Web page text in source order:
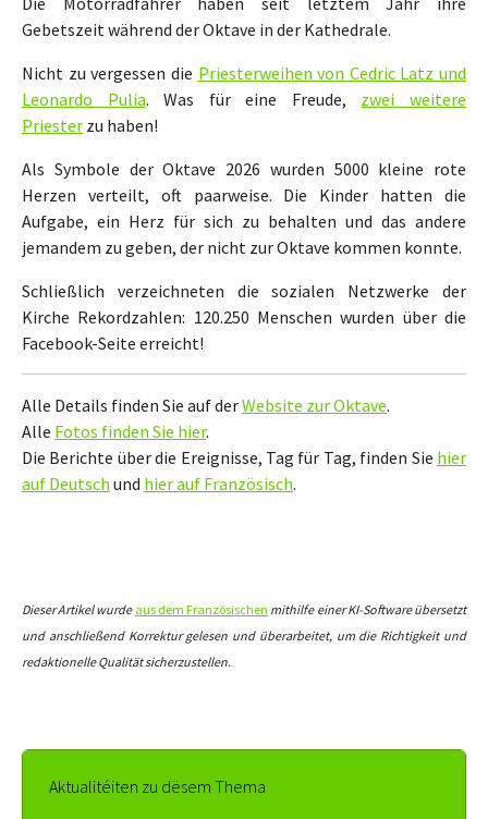
Gebetszeit während der Oktave in der Kathedrale.
Nicht zu vergessen die Priesterweihen von Cedric Latz und
Leonardo Pulia. Was für eine Freude, zwei weitere
Priester zu haben!
Als Symbole der Oktave 2026 wurden 5000 kleine rote
Herzen verteilt, oft paarweise. Die Kinder hatten die
Aufgabe, ein Herz für sich zu behalten und das andere
jemandem zu geben, der nicht zur Oktave kommen konnte.
Schließlich verzeichneten die sozialen Netzwerke der
Kirche Rekordzahlen: 120.250 Menschen wurden über die
Facebook-Seite erreicht!
Alle Details finden Sie auf derWebsite zur Oktave.
Alle Fotos finden Sie hier.
Die Berichte über die Ereignisse, Tag für Tag, finden Sie hier
auf Deutsch und hier auf Französisch.
Dieser Artikel wurde aus dem Französischen mithilfe einer KI-Software übersetzt
und anschließend Korrektur gelesen und überarbeitet, um die Richtigkeit und
redaktionelle Qualität sicherzustellen.
Aktualitéiten zu dësem Thema